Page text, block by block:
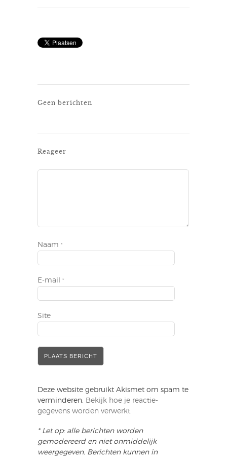
Geen berichten
Reageer
Naam *
E-mail *
Site
Deze website gebruikt Akismet om spam te
verminderen. Bekijk hoe je reactie-
gegevens worden verwerkt.
* Let op: alle berichten worden
gemodereerd en niet onmiddelijk
weergegeven. Berichten kunnen in